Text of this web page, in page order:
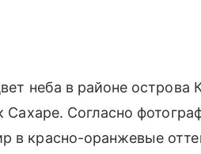
неба в районе острова
Сахаре. Согласно
в красно-оранжевые